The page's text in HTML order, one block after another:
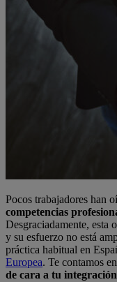
Pocos trabajadores han
competencias
Desgraciadamente, esta
y su esfuerzo no está
práctica habitual en
Europea. Te contamos
de cara a tu